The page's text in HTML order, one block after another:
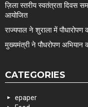
ज़िला स्तरीय स्वतंत्रता दिवस
आयोजित
राज्यपाल ने शुराला में पौधारोपण
मुख्यमंत्री ने पौधरोपण अभियान
CATEGORIES
epaper